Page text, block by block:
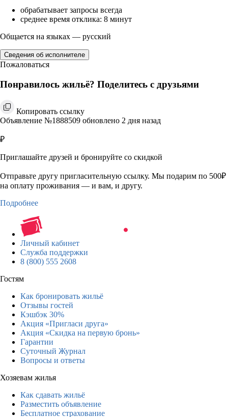
обрабатывает запросы всегда
среднее время отклика: 8 минут
Общается на языках — русский
Сведения об исполнителе
Пожаловаться
Понравилось жильё? Поделитесь с друзьями
Копировать ссылку
Объявление №1888509 обновлено 2 дня назад
₽
Приглашайте друзей и бронируйте со скидкой
Отправьте другу пригласительную ссылку. Мы подарим по 500₽
на оплату проживания — и вам, и другу.
Подробнее
Личный кабинет
Служба поддержки
8 (800) 555 2608
Гостям
Как бронировать жильё
Отзывы гостей
Кэшбэк 30%
Акция «Пригласи друга»
Акция «Скидка на первую бронь»
Гарантии
Суточный Журнал
Вопросы и ответы
Хозяевам жилья
Как сдавать жильё
Разместить объявление
Бесплатное страхование